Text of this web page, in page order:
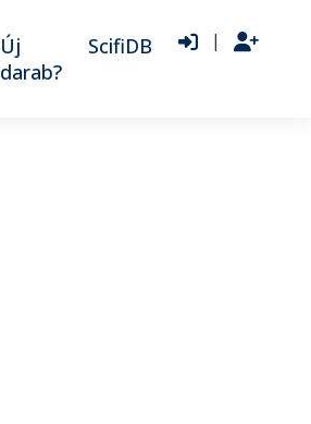
Új
darab?
ScifiDB |